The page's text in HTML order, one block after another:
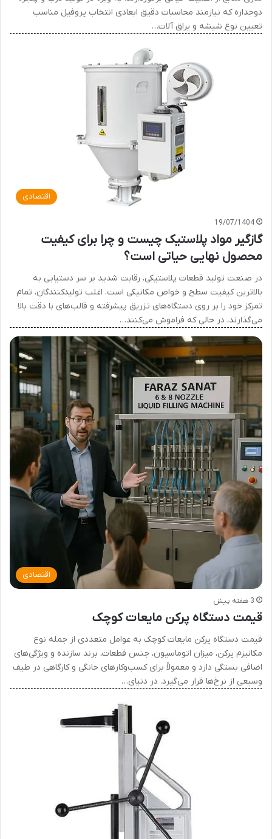
دوجداره که نیازمند محاسبات دقیق ابعادی انتخاب پروفیل مناسب
تعیین نوع شیشه و یراق آلات…
اقتصادی
19/07/1404
گازگیر مواد پلاستیک چیست و چرا برای کیفیت
محصول نهایی حیاتی است؟
در صنعت تولید قطعات پلاستیکی، رقابت شدید بر سر دستیابی به
بالاترین کیفیت سطح و خواص مکانیکی است. اغلب تولیدکنندگان، تمام
تمرکز خود را بر روی دستگاه‌های تزریق پیشرفته و قالب‌های با دقت بالا
می‌گذارند، در حالی که فراموش می‌کنند…
اقتصادی
3 هفته پیش
قیمت دستگاه پرکن مایعات کوچک
قیمت دستگاه پرکن مایعات کوچک به عوامل متعددی از جمله نوع
مکانیزم پرکن، میزان اتوماسیون، جنس قطعات، برند سازنده و ویژگی‌های
اضافی بستگی دارد و معمولاً برای کسب‌وکارهای خانگی و کارگاهی در طیف
وسیعی از نرخ‌ها قرار می‌گیرد. در دنیای…